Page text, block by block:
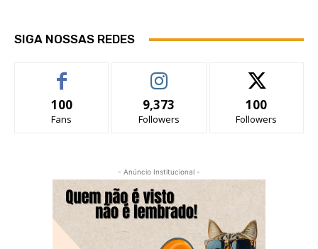
SIGA NOSSAS REDES
100
Fans
9,373
Followers
100
Followers
- Anúncio Institucional -